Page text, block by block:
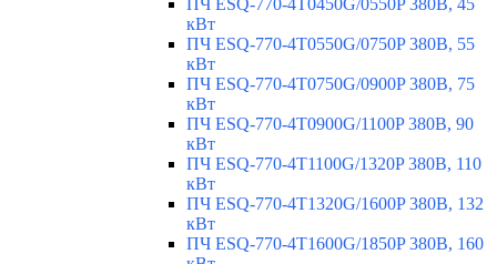
ПЧ ESQ-770-4T0450G/0550P 380В, 45
кВт
ПЧ ESQ-770-4T0550G/0750P 380В, 55
кВт
ПЧ ESQ-770-4T0750G/0900P 380В, 75
кВт
ПЧ ESQ-770-4T0900G/1100P 380В, 90
кВт
ПЧ ESQ-770-4T1100G/1320P 380В, 110
кВт
ПЧ ESQ-770-4T1320G/1600P 380В, 132
кВт
ПЧ ESQ-770-4T1600G/1850P 380В, 160